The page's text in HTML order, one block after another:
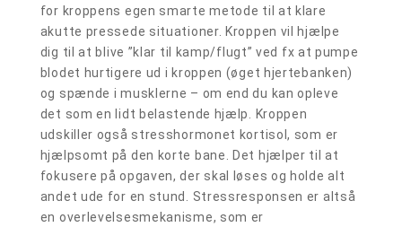
for kroppens egen smarte metode til at klare
akutte pressede situationer. Kroppen vil hjælpe
dig til at blive ”klar til kamp/flugt” ved fx at pumpe
blodet hurtigere ud i kroppen (øget hjertebanken)
og spænde i musklerne – om end du kan opleve
det som en lidt belastende hjælp. Kroppen
udskiller også stresshormonet kortisol, som er
hjælpsomt på den korte bane. Det hjælper til at
fokusere på opgaven, der skal løses og holde alt
andet ude for en stund. Stressresponsen er altså
en overlevelsesmekanisme, som er